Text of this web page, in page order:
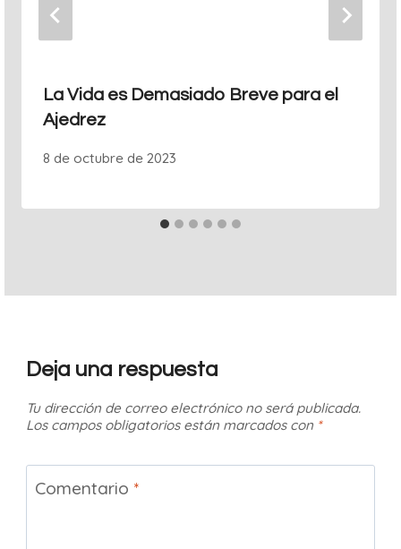
La Vida es Demasiado Breve para el
Ajedrez
8 de octubre de 2023
Deja una respuesta
Tu dirección de correo electrónico no será publicada.
Los campos obligatorios están marcados con *
Comentario *